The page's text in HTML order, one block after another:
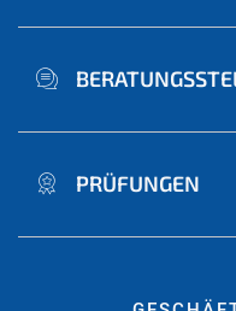
PRÜFUNGEN